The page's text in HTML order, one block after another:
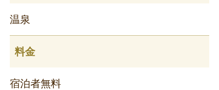
温泉
料金
宿泊者無料